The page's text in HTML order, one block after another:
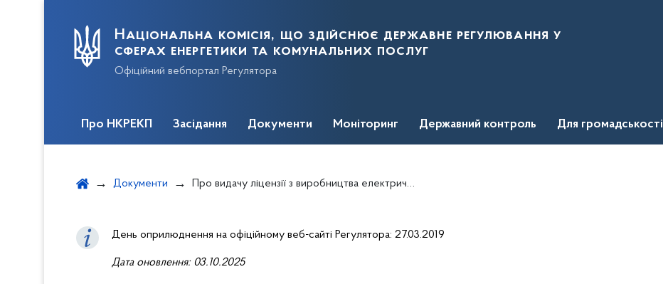
Національна комісія, що здійснює державне регулювання у
сферах енергетики та комунальних послуг
Офіційний вебпортал Регулятора
Про НКРЕКП Засідання Документи Моніторинг Державний контроль Для громадськості
Документи Про видачу ліцензії з виробництва електричної енергії ПТМ "КОВЕЛЬТЕПЛО
День оприлюднення на офіційному веб-сайті Регулятора: 27.03.2019
Дата оновлення: 03.10.2025